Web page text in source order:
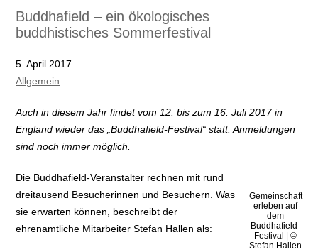
Buddhafield – ein ökologisches
buddhistisches Sommerfestival
5. April 2017
Allgemein
Auch in diesem Jahr findet vom 12. bis zum 16. Juli 2017 in
England wieder das „Buddhafield-Festival“ statt. Anmeldungen
sind noch immer möglich.
Gemeinschaft
erleben auf
dem
Buddhafield-
Festival | ©
Stefan Hallen
Die Buddhafield-Veranstalter rechnen mit rund
dreitausend Besucherinnen und Besuchern. Was
sie erwarten können, beschreibt der
ehrenamtliche Mitarbeiter Stefan Hallen als: